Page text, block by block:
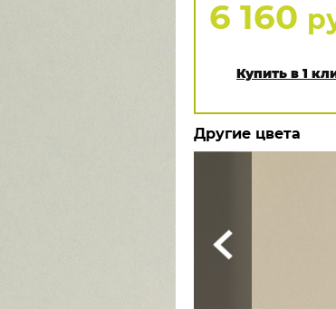
6 160
Купить в 1
Другие цвета